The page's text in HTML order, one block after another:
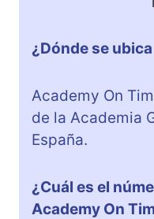
¿Dónde se
Academy On
de la Academia
España.
¿Cuál es el
Academy On